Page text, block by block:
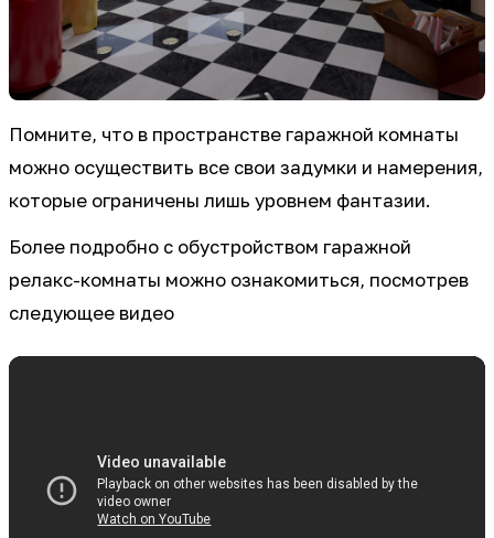
Помните, что в пространстве гаражной комнаты
можно осуществить все свои задумки и намерения,
которые ограничены лишь уровнем фантазии.
Более подробно с обустройством гаражной
релакс-комнаты можно ознакомиться, посмотрев
следующее видео